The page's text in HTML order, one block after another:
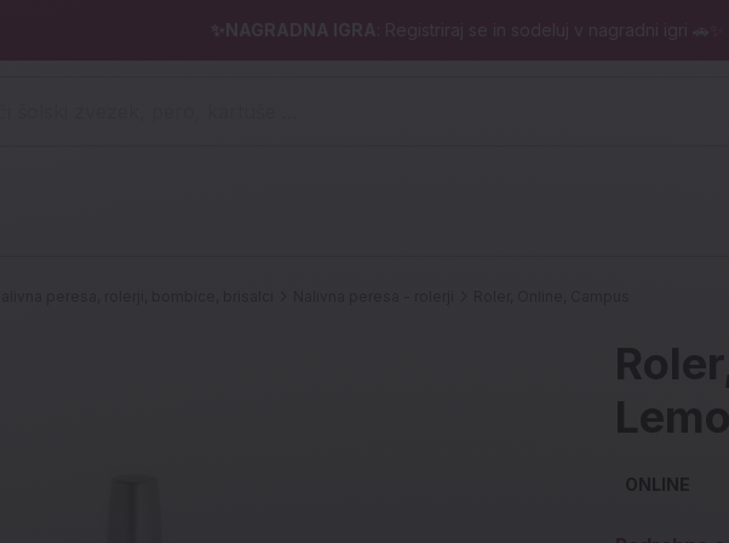
✨NAGRADNA IGRA : Registriraj se in sodeluj v nagradni igri 🚗✨
ONLINE